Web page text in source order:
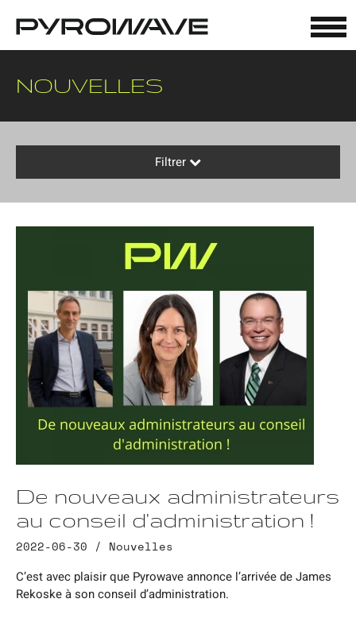
NOUVELLES
Filtrer
De nouveaux administrateurs
au conseil d'administration !
2022-06-30 / Nouvelles
C’est avec plaisir que Pyrowave annonce l’arrivée de James
Rekoske à son conseil d’administration.